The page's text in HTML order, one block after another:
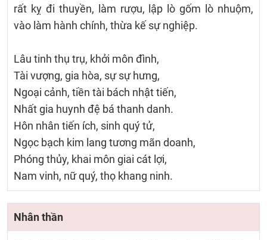
rất kỵ đi thuyền, làm rượu, lập lò gốm lò nhuộm,
vào làm hành chính, thừa kế sự nghiệp.
Lâu tinh thụ trụ, khởi môn đình,
Tài vượng, gia hòa, sự sự hưng,
Ngoại cảnh, tiền tài bách nhật tiến,
Nhất gia huynh đệ bá thanh danh.
Hôn nhân tiến ích, sinh quý tử,
Ngọc bạch kim lang tương mãn doanh,
Phóng thủy, khai môn giai cát lợi,
Nam vinh, nữ quý, thọ khang ninh.
Nhân thần